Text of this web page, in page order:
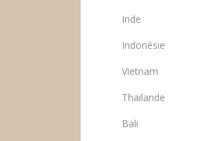
Inde
Indonésie
Vietnam
Thailande
Bali